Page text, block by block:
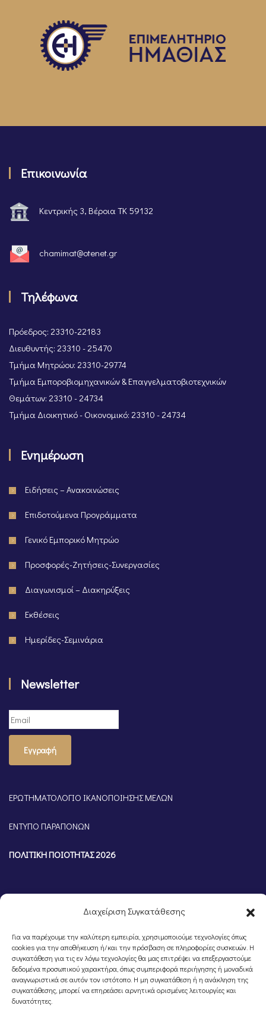
Διαχείριση Συγκατάθεσης
Για να παρέχουμε την καλύτερη εμπειρία, χρησιμοποιούμε τεχνολογίες όπως
cookies για την αποθήκευση ή/και την πρόσβαση σε πληροφορίες συσκευών. Η
συγκατάθεση για τις εν λόγω τεχνολογίες θα μας επιτρέψει να επεξεργαστούμε
δεδομένα προσωπικού χαρακτήρα, όπως συμπεριφορά περιήγησης ή μοναδικά
αναγνωριστικά σε αυτόν τον ιστότοπο. Η μη συγκατάθεση ή η ανάκληση της
συγκατάθεσης, μπορεί να επηρεάσει αρνητικά ορισμένες λειτουργίες και
δυνατότητες.
Επικοινωνία
Κεντρικής 3, Βέροια ΤΚ 59132
chamimat@otenet.gr
Τηλέφωνα
Πρόεδρος: 23310-22183
Διευθυντής: 23310 - 25470
Τμήμα Μητρώου: 23310-29774
Τμήμα Εμποροβιομηχανικών & Επαγγελματοβιοτεχνικών
Θεμάτων: 23310 - 24734
Τμήμα Διοικητικό - Οικονομικό: 23310 - 24734
Ενημέρωση
Ειδήσεις – Ανακοινώσεις
Επιδοτούμενα Προγράμματα
Γενικό Εμπορικό Μητρώο
Προσφορές-Ζητήσεις-Συνεργασίες
Διαγωνισμοί – Διακηρύξεις
Εκθέσεις
Ημερίδες-Σεμινάρια
Newsletter
Εγγραφή
ΕΡΩΤΗΜΑΤΟΛΟΓΙΟ ΙΚΑΝΟΠΟΙΗΣΗΣ ΜΕΛΩΝ
ΕΝΤΥΠΟ ΠΑΡΑΠΟΝΩΝ
ΠΟΛΙΤΙΚΗ ΠΟΙΟΤΗΤΑΣ 2026
©Portal Επιμελητηρίου Ημαθίας, Powered byKnowledge A.E.